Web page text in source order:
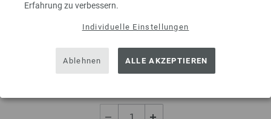
Erfahrung zu verbessern.
Individuelle Einstellungen
Ablehnen ALLE AKZEPTIEREN
Wollhäkelnadel mit Soft-Griff (Aluminium) St. 3,0
mm, Länge 15 cm
3,25 € inkl. MwSt., zzgl.Versandkosten